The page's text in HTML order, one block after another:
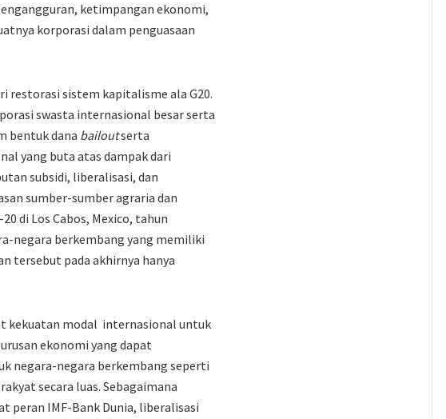
ketimpangan ekonomi,
korporasi dalam penguasaan
restorasi sistem kapitalisme ala G20.
swasta internasional besar serta
bentuk dana bailoutserta
yang buta atas dampak dari
subsidi, liberalisasi, dan
sumber-sumber agraria dan
di Los Cabos, Mexico, tahun
negara berkembang yang memiliki
tersebut pada akhirnya hanya
kekuatan modal internasional untuk
ekonomi yang dapat
negara-negara berkembang seperti
secara luas. Sebagaimana
peran IMF-Bank Dunia, liberalisasi